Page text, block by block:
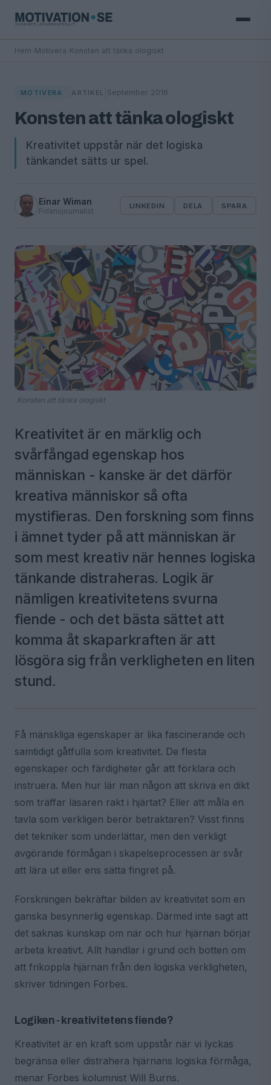
Hem Motivera Konsten att tänka ologiskt
MOTIVERA ARTIKEL September 2016
Konsten att tänka ologiskt
Kreativitet uppstår när det logiska
tänkandet sätts ur spel.
Einar Wiman
Frilansjournalist
LINKEDIN DELA SPARA
Konsten att tänka ologiskt
Kreativitet är en märklig och
svårfångad egenskap hos
människan - kanske är det därför
kreativa människor så ofta
mystifieras. Den forskning som finns
i ämnet tyder på att människan är
som mest kreativ när hennes logiska
tänkande distraheras. Logik är
nämligen kreativitetens svurna
fiende - och det bästa sättet att
komma åt skaparkraften är att
lösgöra sig från verkligheten en liten
stund.
Få mänskliga egenskaper är lika fascinerande och
samtidigt gåtfulla som kreativitet. De flesta
egenskaper och färdigheter går att förklara och
instruera. Men hur lär man någon att skriva en dikt
som träffar läsaren rakt i hjärtat? Eller att måla en
tavla som verkligen berör betraktaren? Visst finns
det tekniker som underlättar, men den verkligt
avgörande förmågan i skapelseprocessen är svår
att lära ut eller ens sätta fingret på.
Forskningen bekräftar bilden av kreativitet som en
ganska besynnerlig egenskap. Därmed inte sagt att
det saknas kunskap om när och hur hjärnan börjar
arbeta kreativt. Allt handlar i grund och botten om
att frikoppla hjärnan från den logiska verkligheten,
skriver tidningen Forbes.
Logiken - kreativitetens fiende?
Kreativitet är en kraft som uppstår när vi lyckas
begränsa eller distrahera hjärnans logiska förmåga,
menar Forbes kolumnist Will Burns.